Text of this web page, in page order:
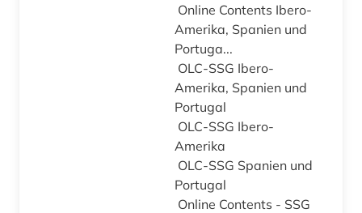
Online Contents Ibero-
Amerika, Spanien und
Portuga...
OLC-SSG Ibero-
Amerika, Spanien und
Portugal
OLC-SSG Ibero-
Amerika
OLC-SSG Spanien und
Portugal
Online Contents - SSG